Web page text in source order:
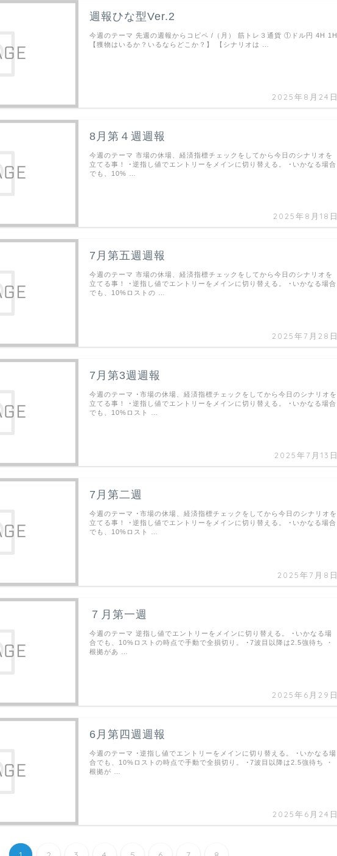
週報ひな型Ver.2
2025年8月24日
今週のテーマ 先週の週報からコピペ /（月） 筋トレ３通貨 ①ドル円 4H 1H
【獲物はいるか？いるならどこか？】 【シナリオは …
8月第４週週報
2025年8月18日
今週のテーマ 市場の休場、経済指標チェックをしてから今日のシナリオを
立てる事！ ･逆指し値でエントリーをメインに切り替える。 ･いかなる場合
でも、10% …
7月第五週週報
2025年7月28日
今週のテーマ 市場の休場、経済指標チェックをしてから今日のシナリオを
立てる事！ ･逆指し値でエントリーをメインに切り替える。 ･いかなる場合
でも、10%ロストの …
7月第3週週報
2025年7月13日
今週のテーマ ･市場の休場、経済指標チェックをしてから今日のシナリオを
立てる事！ ･逆指し値でエントリーをメインに切り替える。 ･いかなる場合
でも、10%ロスト …
7月第二週
2025年7月8日
今週のテーマ ･市場の休場、経済指標チェックをしてから今日のシナリオを
立てる事！ ･逆指し値でエントリーをメインに切り替える。 ･いかなる場合
でも、10%ロスト …
７月第一週
2025年6月29日
今週のテーマ 逆指し値でエントリーをメインに切り替える。 ･いかなる場
合でも、10%ロストの時点で手動で全損切り。 ･7波目以降は2.5強待ち ・
根拠があ …
6月第四週週報
2025年6月24日
今週のテーマ ･逆指し値でエントリーをメインに切り替える。 ･いかなる場
合でも、10%ロストの時点で手動で全損切り。 ･7波目以降は2.5強待ち ・
根拠が …